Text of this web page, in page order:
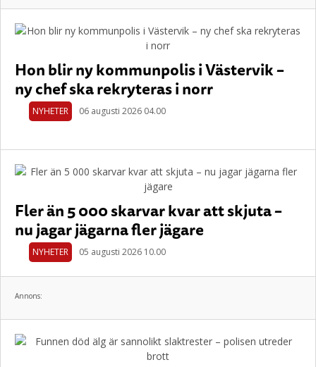
Hon blir ny kommunpolis i Västervik –
ny chef ska rekryteras i norr
NYHETER 06 augusti 2026 04.00
Fler än 5 000 skarvar kvar att skjuta –
nu jagar jägarna fler jägare
NYHETER 05 augusti 2026 10.00
Annons: